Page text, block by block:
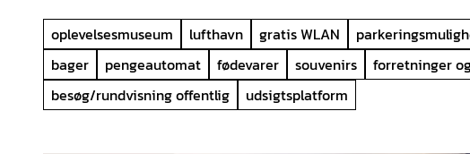
oplevelsesmuseum lufthavn gratis WLAN
bager
pengeautomat fødevarer souvenirs forretninger
besøg/rundvisning offentlig
udsigtsplatform